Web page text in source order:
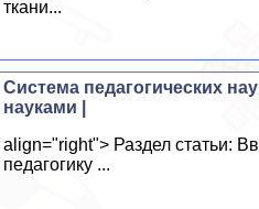
ткани...
Система педагогических
науками |
align="right"> Раздел статьи:
педагогику ...